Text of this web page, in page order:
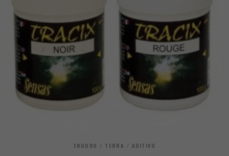
ENGODO / TERRA / ADITIVO